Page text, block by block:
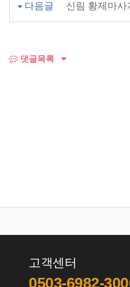
다음글 신림 황제마사
댓글목록
고객센터
0503-6982-